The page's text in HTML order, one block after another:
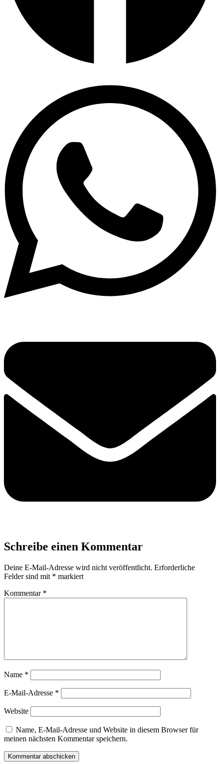
Schreibe einen Kommentar
Deine E-Mail-Adresse wird nicht veröffentlicht. Erforderliche
Felder sind mit * markiert
Kommentar *
Name *
E-Mail-Adresse *
Website
Name, E-Mail-Adresse und Website in diesem Browser für
meinen nächsten Kommentar speichern.